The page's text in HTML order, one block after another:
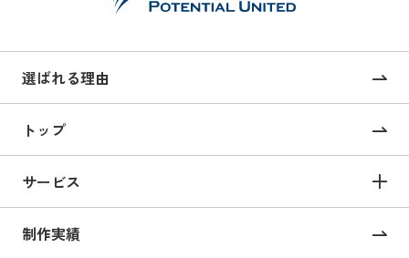
選ばれる理由
トップ
サービス
サービス TOP
サイト構築
制作実績